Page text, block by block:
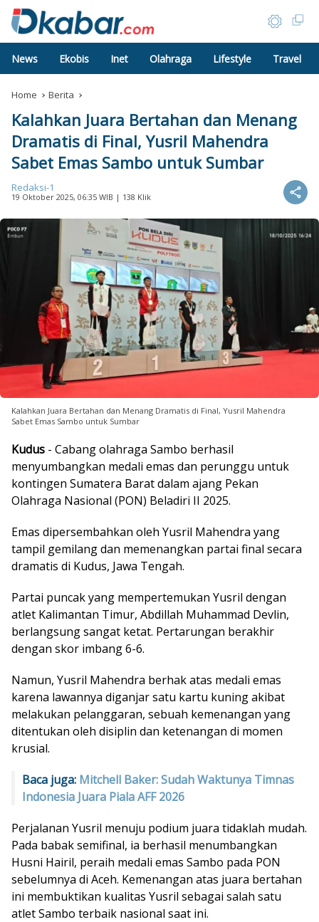
News Ekobis Inet Olahraga Lifestyle Travel
Home Berita
Kalahkan Juara Bertahan dan Menang
Dramatis di Final, Yusril Mahendra
Sabet Emas Sambo untuk Sumbar
Redaksi-1
19 Oktober 2025, 06:35 WIB | 138 Klik
Kalahkan Juara Bertahan dan Menang Dramatis di Final, Yusril Mahendra
Sabet Emas Sambo untuk Sumbar
Kudus - Cabang olahraga Sambo berhasil
menyumbangkan medali emas dan perunggu untuk
kontingen Sumatera Barat dalam ajang Pekan
Olahraga Nasional (PON) Beladiri II 2025.
Emas dipersembahkan oleh Yusril Mahendra yang
tampil gemilang dan memenangkan partai final secara
dramatis di Kudus, Jawa Tengah.
Partai puncak yang mempertemukan Yusril dengan
atlet Kalimantan Timur, Abdillah Muhammad Devlin,
berlangsung sangat ketat. Pertarungan berakhir
dengan skor imbang 6-6.
Namun, Yusril Mahendra berhak atas medali emas
karena lawannya diganjar satu kartu kuning akibat
melakukan pelanggaran, sebuah kemenangan yang
ditentukan oleh disiplin dan ketenangan di momen
krusial.
Baca juga: Mitchell Baker: Sudah Waktunya Timnas
Indonesia Juara Piala AFF 2026
Perjalanan Yusril menuju podium juara tidaklah mudah.
Pada babak semifinal, ia berhasil menumbangkan
Husni Hairil, peraih medali emas Sambo pada PON
sebelumnya di Aceh. Kemenangan atas juara bertahan
ini membuktikan kualitas Yusril sebagai salah satu
atlet Sambo terbaik nasional saat ini.